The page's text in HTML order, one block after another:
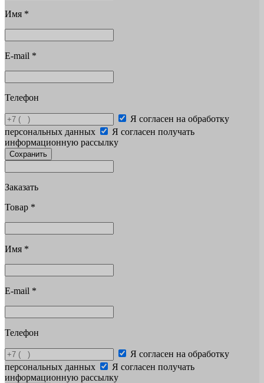
Имя *
E-mail *
Телефон
Я согласен на обработку
персональных данных
Я согласен получать
информационную рассылку
Сохранить
Заказать
Товар *
Имя *
E-mail *
Телефон
Я согласен на обработку
персональных данных
Я согласен получать
информационную рассылку